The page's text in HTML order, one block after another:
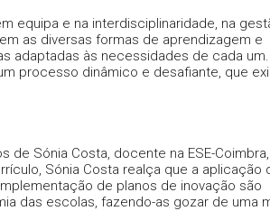
equipa e na interdisciplinaridade, na
as diversas formas de aprendizagem e
adaptadas às necessidades de cada
processo dinâmico e desafiante, que
de Sónia Costa, docente na ESE-
Sónia Costa realça que a aplicação
de planos de inovação são
das escolas, fazendo-as gozar de uma